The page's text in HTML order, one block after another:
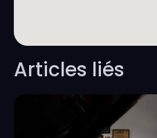
Articles liés